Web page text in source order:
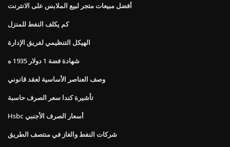
أفضل مبيعات متجر لبيع الملابس على الانترنت
كم يكلف النفط للمنزل
الهيكل التنظيمي لفريق الإدارة
شهادة فضة 1 دولار 1935 ه
وصف العناصر الأساسية لعقد قانوني
تأشيرة كندا سعر الصرف حاسبة
Hsbc أسعار الصرف الأجنبي
شركات النفط والغاز في منتصف الطريق